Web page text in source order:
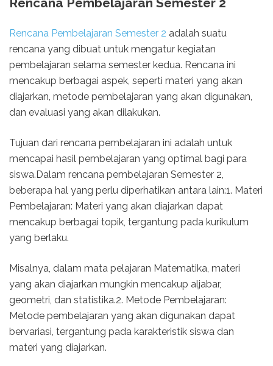
Rencana Pembelajaran Semester 2 adalah suatu
rencana yang dibuat untuk mengatur kegiatan
pembelajaran selama semester kedua. Rencana ini
mencakup berbagai aspek, seperti materi yang akan
diajarkan, metode pembelajaran yang akan digunakan,
dan evaluasi yang akan dilakukan.
Tujuan dari rencana pembelajaran ini adalah untuk
mencapai hasil pembelajaran yang optimal bagi para
siswa.Dalam rencana pembelajaran Semester 2,
beberapa hal yang perlu diperhatikan antara lain:1. Materi
Pembelajaran: Materi yang akan diajarkan dapat
mencakup berbagai topik, tergantung pada kurikulum
yang berlaku.
Misalnya, dalam mata pelajaran Matematika, materi
yang akan diajarkan mungkin mencakup aljabar,
geometri, dan statistika.2. Metode Pembelajaran:
Metode pembelajaran yang akan digunakan dapat
bervariasi, tergantung pada karakteristik siswa dan
materi yang diajarkan.